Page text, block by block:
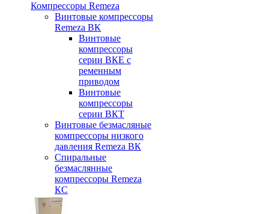
Компрессоры Remeza
Винтовые компрессоры
Remeza ВК
Винтовые
компрессоры
серии ВКЕ с
ременным
приводом
Винтовые
компрессоры
серии ВКТ
Винтовые безмасляные
компрессоры низкого
давления Remeza ВК
Спиральные
безмаслянные
компрессоры Remeza
КС